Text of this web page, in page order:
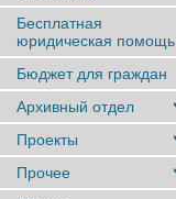
Бесплатная
юридическая помощь
Бюджет для граждан
Архивный отдел
Проекты
Прочее